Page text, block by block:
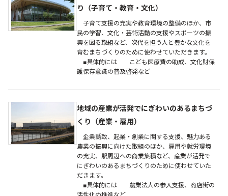
り（子育て・教育・文化）
子育て支援の充実や教育環境の整備のほか、市
民の学習、文化・芸術活動の支援やスポーツの振
興を図る取組など、次代を担う人と豊かな文化を
育むまちづくりのために使わせていただきます。
■具体的には こども医療費の助成、文化財保
護保存意識の普及啓発など
地域の産業が活発でにぎわいのあるまちづ
くり（産業・雇用）
企業誘致、起業・創業に関する支援、魅力ある
農業の振興に向けた取組のほか、雇用や就労環境
の充実、駅周辺への商業集積など、産業が活発で
にぎわいのあるまちづくりのために使わせていた
だきます。
■具体的には 農業法人の参入支援、商店街の